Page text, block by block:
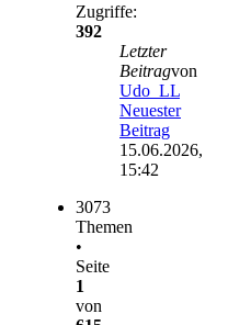
Zugriffe:
392
Letzter
Beitragvon
Udo_LL
Neuester
Beitrag
15.06.2026,
15:42
3073
Themen
•
Seite
1
von